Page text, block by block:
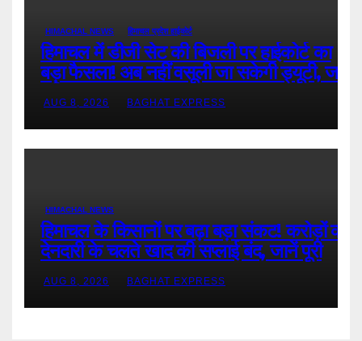
HIMACHAL NEWS हिमाचल प्रदेश हाईकोर्ट
हिमाचल में डीजी सेट की बिजली पर हाईकोर्ट का
बड़ा फैसला! अब नहीं वसूली जा सकेगी ड्यूटी, जानें
AUG 8, 2026 BAGHAT EXPRESS
HIMACHAL NEWS
हिमाचल के किसानों पर बढ़ा बड़ा संकट! करोड़ों की
देनदारी के चलते खाद की सप्लाई बंद, जानें पूरी
AUG 8, 2026 BAGHAT EXPRESS